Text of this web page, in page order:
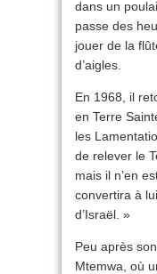
dans un
passe des
jouer de la
d’aigles.
En 1968, il
en Terre
les
de relever le
mais il n’en
convertira à
d’Israël. »
Peu après
Mtemwa, où